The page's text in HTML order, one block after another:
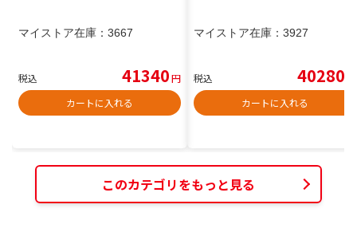
マイストア在庫： 3667
税込 41340円
カートに入れる
マイストア在庫： 3927
税込 40280
カートに入れる
このカテゴリをもっと見る